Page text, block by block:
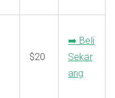
$20
➡️ Beli
Sekar
ang